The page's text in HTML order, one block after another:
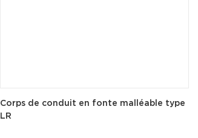
Corps de conduit en fonte malléable type
LR